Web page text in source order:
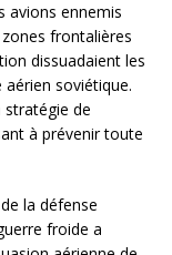
avions ennemis
frontalières
dissuadaient les
aérien soviétique.
stratégie de
à prévenir toute
la défense
froide a